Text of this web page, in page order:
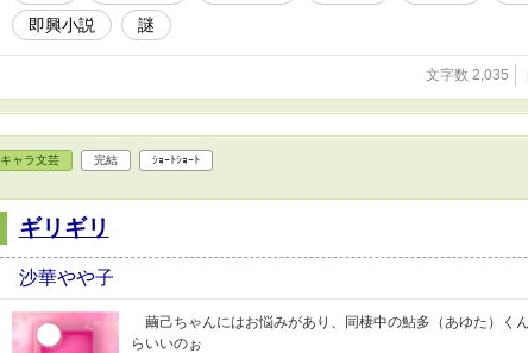
即興小説
謎
文字数 2,035
キャラ文芸 完結 ｼｮｰﾄｼｮｰﾄ
ギリギリ
沙華やや子
繭己ちゃんにはお悩みがあり、同棲中の鮎多（あゆた）
らいいのぉ